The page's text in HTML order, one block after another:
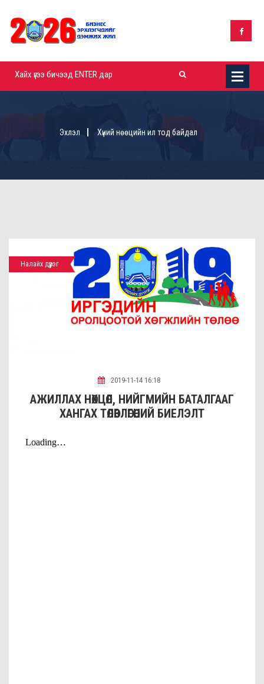
Эхлэл Хүний нөөцийн ил тод байдал
Налайх дүүрэг
2019-11-14 16:18
АЖИЛЛАХ НӨХЦӨЛ, НИЙГМИЙН БАТАЛГААГ
ХАНГАХ ТӨЛӨВЛӨГӨӨНИЙ БИЕЛЭЛТ